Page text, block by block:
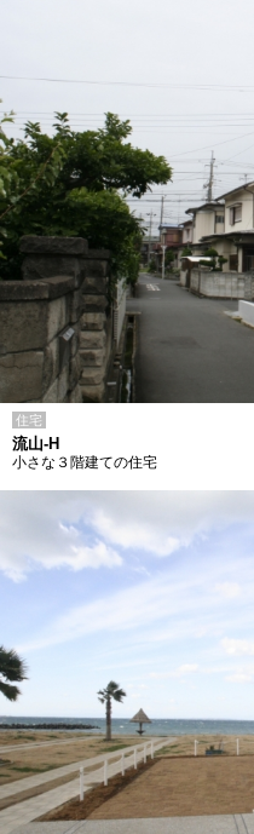
住宅
流山-H
小さな３階建ての住宅